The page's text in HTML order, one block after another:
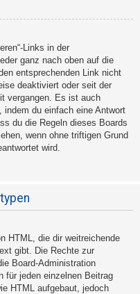
Links in der
ganz nach oben auf die
entsprechenden Link nicht
deaktiviert oder seit der
vergangen. Es ist auch
du einfach eine Antwort
du die Regeln dieses Boards
wenn ohne triftigen Grund
wird.
HTML, die dir weitreichende
gibt. Die Rechte zur
Board-Administration
für jeden einzelnen Beitrag
HTML aufgebaut, jedoch